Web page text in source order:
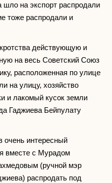
шло на экспорт распродали
тоже распродали и
действующую и
на весь Советский Союз
расположенная по улице
на улицу, хозяйство
и лакомый кусок земли
Гаджиева Бейпулату
очень интересный
вместе с Мурадом
(ручной мэр
распродать под